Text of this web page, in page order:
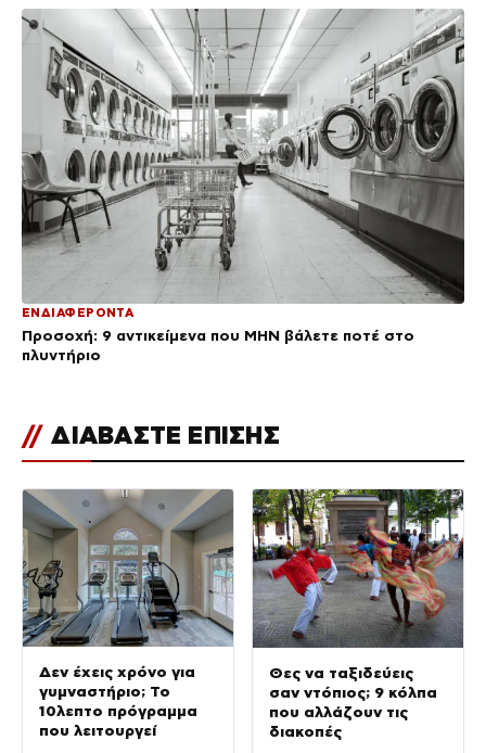
ΕΝΔΙΑΦΕΡΟΝΤΑ
Προσοχή: 9 αντικείμενα που ΜΗΝ βάλετε ποτέ στο
πλυντήριο
// ΔΙΑΒΑΣΤΕ ΕΠΙΣΗΣ
Δεν έχεις χρόνο για
γυμναστήριο; Το
10λεπτο πρόγραμμα
που λειτουργεί
Θες να ταξιδεύεις
σαν ντόπιος; 9 κόλπα
που αλλάζουν τις
διακοπές